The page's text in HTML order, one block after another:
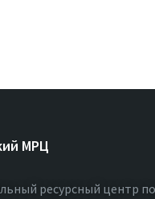
МРЦ
ресурсный центр